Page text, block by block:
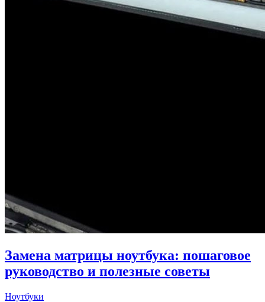
Замена матрицы ноутбука: пошаговое
руководство и полезные советы
Ноутбуки